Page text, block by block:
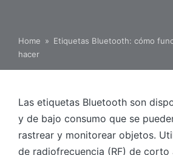
Home » Etiquetas Bluetooth: cómo
hacer
Las etiquetas Bluetooth son
y de bajo consumo que se
rastrear y monitorear objetos.
de radiofrecuencia (RF) de corto